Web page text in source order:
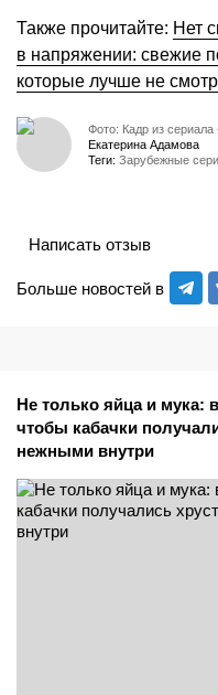
Также прочитайте: Нет
в напряжении: свежие
которые лучше не
Фото: Кадр из сериала
Екатерина Адамова
Теги: Зарубежные
Больше новостей в
Написать отзыв
Не только яйца и мука:
чтобы кабачки
нежными внутри